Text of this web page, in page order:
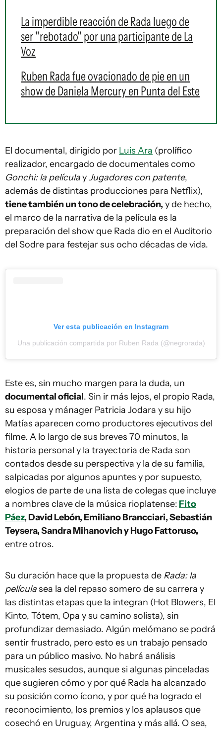
La imperdible reacción de Rada luego de
ser "rebotado" por una participante de La
Voz
Ruben Rada fue ovacionado de pie en un
show de Daniela Mercury en Punta del Este
El documental, dirigido por Luis Ara (prolífico
realizador, encargado de documentales como
Gonchi: la películayJugadores con patente,
además de distintas producciones para Netflix),
tiene también un tono de celebración, y de hecho,
el marco de la narrativa de la película es la
preparación del show que Rada dio en el Auditorio
del Sodre para festejar sus ocho décadas de vida.
Ver esta publicación en Instagram
Una publicación compartida por Ruben Rada (@negrorada)
Este es, sin mucho margen para la duda, un
documental oficial. Sin ir más lejos, el propio Rada,
su esposa y mánager Patricia Jodara y su hijo
Matías aparecen como productores ejecutivos del
filme. A lo largo de sus breves 70 minutos, la
historia personal y la trayectoria de Rada son
contados desde su perspectiva y la de su familia,
salpicadas por algunos apuntes y por supuesto,
elogios de parte de una lista de colegas que incluye
a nombres clave de la música rioplatense:Fito
Páez, David Lebón, Emiliano Brancciari, Sebastián
Teysera, Sandra Mihanovich y Hugo Fattoruso,
entre otros.
Su duración hace que la propuesta de Rada: la
películasea la del repaso somero de su carrera y
las distintas etapas que la integran (Hot Blowers, El
Kinto, Tótem, Opa y su camino solista), sin
profundizar demasiado. Algún melómano se podrá
sentir frustrado, pero esto es un trabajo pensado
para un público masivo. No habrá análisis
musicales sesudos, aunque si algunas pinceladas
que sugieren cómo y por qué Rada ha alcanzado
su posición como ícono, y por qué ha logrado el
reconocimiento, los premios y los aplausos que
cosechó en Uruguay, Argentina y más allá. O sea,